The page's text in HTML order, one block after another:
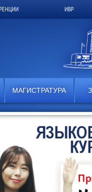
ИВР
МАГИСТРАТУРА